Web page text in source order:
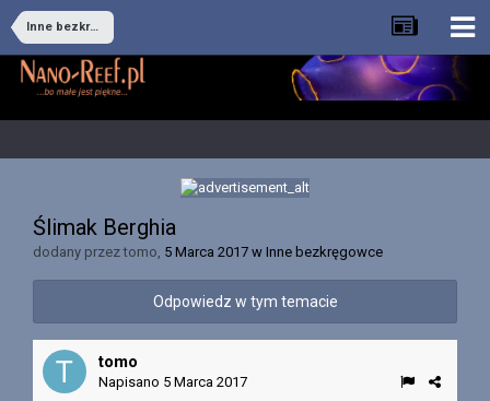
Inne bezkręgowce
Ślimak Berghia
dodany przeztomo 5 Marca 2017 w Inne bezkręgowce
Odpowiedz w tym temacie
tomo
Napisano 5 Marca 2017